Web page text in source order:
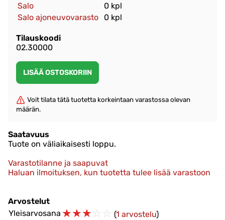
Salo
0 kpl
Salo ajoneuvovarasto
0 kpl
Tilauskoodi
02.30000
Voit tilata tätä tuotetta korkeintaan varastossa olevan
määrän.
Saatavuus
Tuote on väliaikaisesti loppu.
Varastotilanne ja saapuvat
Haluan ilmoituksen, kun tuotetta tulee lisää varastoon
Arvostelut
Yleisarvosana ☆☆☆☆ ☆ (1 arvostelu)